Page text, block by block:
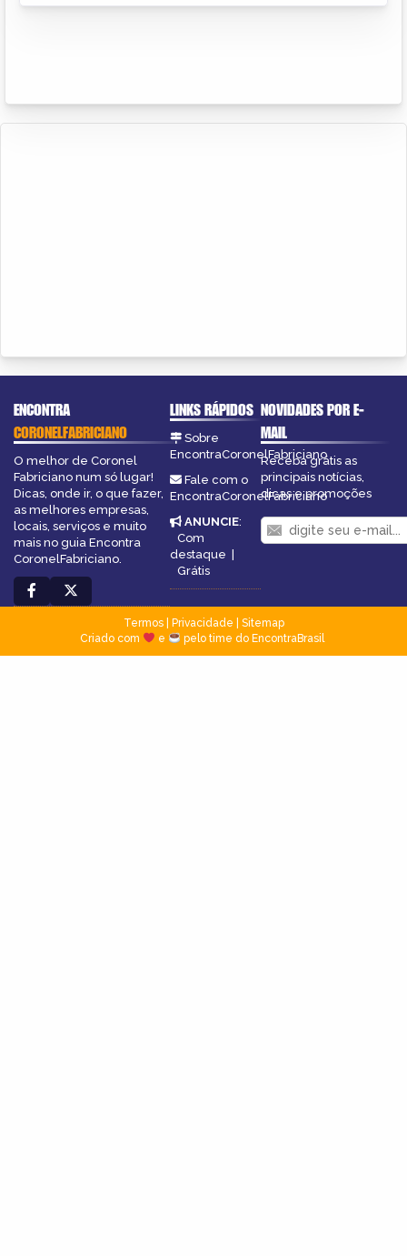
ENCONTRA
CORONELFABRICIANO
O melhor de Coronel
Fabriciano num só lugar!
Dicas, onde ir, o que fazer,
as melhores empresas,
locais, serviços e muito
mais no guia Encontra
CoronelFabriciano.
LINKS RÁPIDOS
Sobre
EncontraCoronelFabriciano
Fale com o
EncontraCoronelFabriciano
ANUNCIE:
Com
destaque |
Grátis
NOVIDADES POR E-
MAIL
Receba grátis as
principais notícias,
dicas e promoções
Termos| Privacidade
Sitemap
Criado com
e pelo time do EncontraBrasil